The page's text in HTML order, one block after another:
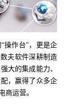
操作台”，更是企
夫软件深耕制造
大的集成能力、
，赢得了众多企
商运营。